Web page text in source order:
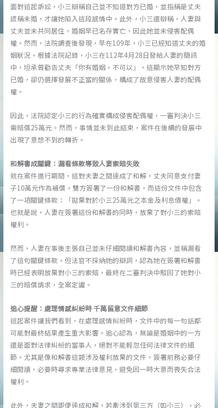
面對這起訴訟，小三辯稱自己並不知道對方已婚，並指稱是丈夫
謊稱未婚，才讓她陷入這段感情中。此外，小三還辯稱，人妻與
丈夫並未共同居住，婚姻早已名存實亡，因此她並未侵害配偶
權。然而，法院調查後發現，早在109年，小三已經知道丈夫的婚
姻狀況。根據法院記錄，小三在112年4月28日發給人妻的簡訊
中，坦承曾勸告丈夫「你有婚姻，不可以」，這顯示她早知對方
已婚，卻仍選擇發展不正當的關係，構成了故意侵害人妻的配偶
權。
因此，法院認定小三的行為確實構成侵害配偶權，一審判決小三
需賠償25萬元。然而，事情並未到此結束，案件在後續的發展中
出現了意想不到的轉折。
和解書成關鍵：漏看條款導致人妻索賠失敗
就在案件進行期間，這對夫妻之間達成了和解，丈夫同意支付妻
子10萬元作為補償。雙方簽署了一份和解書，而這份文件中包含
了一項關鍵條款：「拋棄對於小三25萬元之本金及利息債權」。
也就是說，人妻在簽署這份和解書的同時，放棄了對小三的索賠
權利。
然而，人妻在事後主張自己並未仔細閱讀和解書內容，並稱漏看
了這句關鍵條款。但法官不採納她的辯詞，認為她在簽署和解書
時已經表明放棄對小三的索賠，最終在二審判決中駁回了她對小
三的賠償請求，全案定讞。
追心提醒：處理情感糾紛時 千萬留意文件細節
這起案件讓我們看到，在處理感情糾紛時，文件中的每一句話都
可能對最終結果產生重大影響。追心認為，無論是婚姻中的一方
還是面對法律糾紛的當事人，絕對不能輕忽任何法律文件的細
節。尤其是像和解書這類涉及權利放棄的文件，簽署前務必要仔
細閱讀，必要時尋求專業法律意見，避免因一時大意而喪失合法
權利。
此外，夫妻之間即便達成和解，若牽涉到第三方（如小三），必